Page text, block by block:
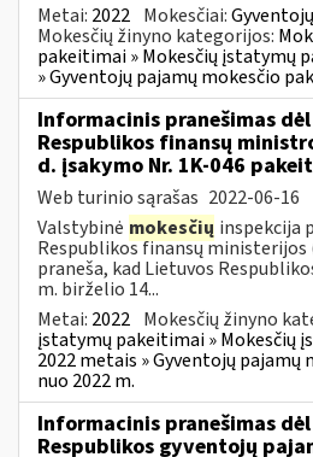
Metai: 2022 Mokesčiai:
Mokesčių žinyno kategorijos:
pakeitimai » Mokesčių įstatymų
» Gyventojų pajamų mokesčio
Informacinis pranešimas
Respublikos finansų
d. įsakymo Nr. 1K-046
Web turinio sąrašas 2022-06-16
Valstybinė mokesčių inspekcija
Respublikos finansų ministerijos
praneša, kad Lietuvos
m. birželio 14...
Metai: 2022 Mokesčių žinyno
įstatymų pakeitimai » Mokesčių
2022 metais » Gyventojų
nuo 2022 m.
Informacinis pranešimas
Respublikos gyventojų